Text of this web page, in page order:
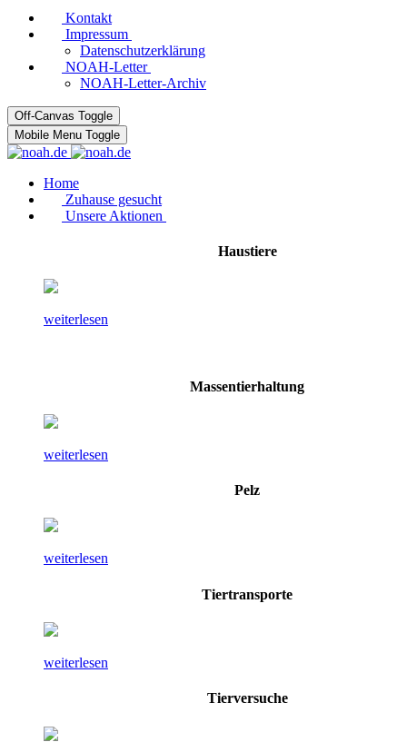
Kontakt
Impressum
Datenschutzerklärung
NOAH-Letter
NOAH-Letter-Archiv
Off-Canvas Toggle
Mobile Menu Toggle
Home
Zuhause gesucht
Unsere Aktionen
Haustiere
weiterlesen
Massentierhaltung
weiterlesen
Pelz
weiterlesen
Tiertransporte
weiterlesen
Tierversuche